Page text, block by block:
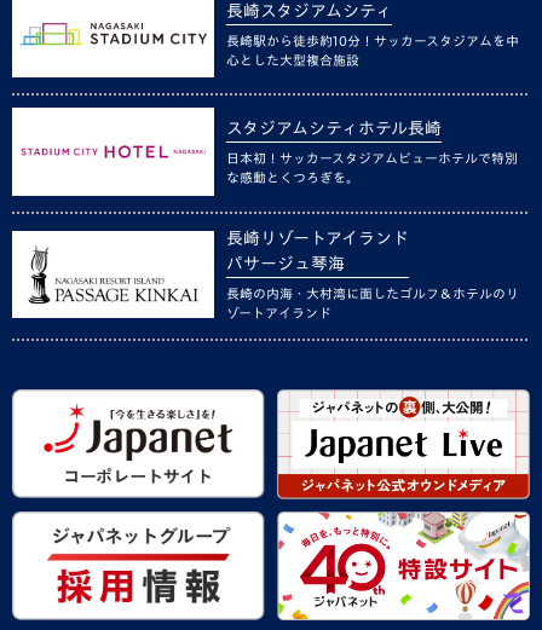
長崎スタジアムシティ
長崎駅から徒歩約10分！サッカースタジアムを中
心とした大型複合施設
スタジアムシティホテル長崎
日本初！サッカースタジアムビューホテルで特別
な感動とくつろぎを。
長崎リゾートアイランド
パサージュ琴海
長崎の内海・大村湾に面したゴルフ＆ホテルのリ
ゾートアイランド